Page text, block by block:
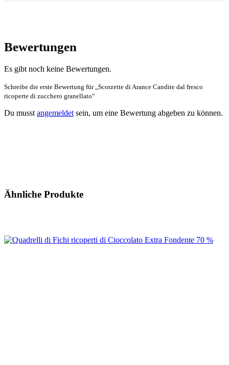
Bewertungen
Es gibt noch keine Bewertungen.
Schreibe die erste Bewertung für „Scorzette di Arance Candite dal fresco
ricoperte di zucchero granellato“
Du musst angemeldet sein, um eine Bewertung abgeben zu können.
Ähnliche Produkte